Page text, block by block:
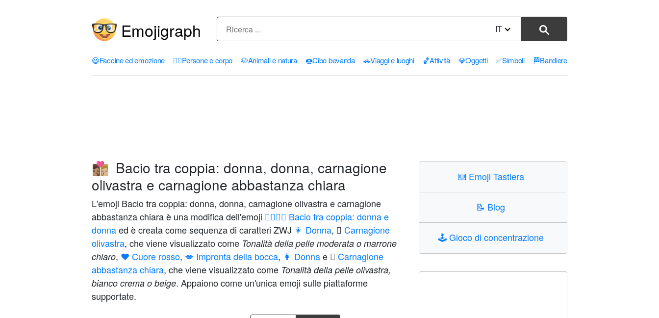
Emojigraph IT
😃Faccine ed emozione 🤦‍♀️Persone e corpo 🐶Animali e natura 🍩Cibo bevanda 🚗Viaggi e luoghi 🏀Attività 💎Oggetti ✅Simboli 🏁Bandiere
👩🏽‍❤️‍💋‍👩🏼 Bacio tra coppia: donna, donna, carnagione
olivastra e carnagione abbastanza chiara
L'emoji Bacio tra coppia: donna, donna, carnagione olivastra e carnagione
abbastanza chiara è una modifica dell'emoji 👩‍❤️‍💋‍👩 Bacio tra coppia: donna e
donnaed è creata come sequenza di caratteri ZWJ 👩 Donna, 🏽 Carnagione
olivastra, che viene visualizzato come Tonalità della pelle moderata o marrone
chiaro, ❤️ Cuore rosso, 💋 Impronta della bocca, 👩 Donnae 🏼 Carnagione
abbastanza chiara, che viene visualizzato come Tonalità della pelle olivastra,
bianco crema o beige. Appaiono come un'unica emoji sulle piattaforme
supportate.
⌨️ Emoji Tastiera
📝 Blog
🕹️Gioco di concentrazione